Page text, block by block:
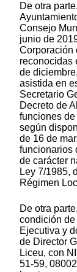
De otra
Consejo
junio de
Corporación
reconocidas
de
asistida en
Secretario
Decreto de
funciones
según
de 16 de
funcionarios
de carácter
Ley 7/1985,
Régimen
De otra
condición
Ejecutiva y
de Director
Liceu, con
51-59,